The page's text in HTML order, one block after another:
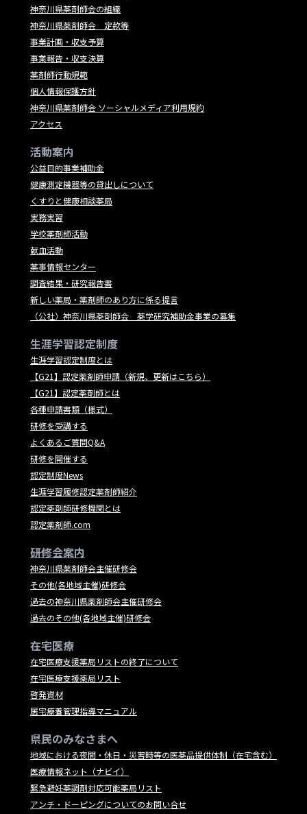
神奈川県薬剤師会の組織
神奈川県薬剤師会 定款等
事業計画・収支予算
事業報告・収支決算
薬剤師行動規範
個人情報保護方針
神奈川県薬剤師会 ソーシャルメディア利用規約
アクセス
活動案内
公益目的事業補助金
健康測定機器等の貸出しについて
くすりと健康相談薬局
実務実習
学校薬剤師活動
献血活動
薬事情報センター
調査結果・研究報告書
新しい薬局・薬剤師のあり方に係る提言
（公社）神奈川県薬剤師会 薬学研究補助金事業の募集
生涯学習認定制度
生涯学習認定制度とは
【G21】認定薬剤師申請（新規、更新はこちら）
【G21】認定薬剤師とは
各種申請書類（様式）
研修を受講する
よくあるご質問Q&A
研修を開催する
認定制度News
生涯学習履修認定薬剤師紹介
認定薬剤師研修機関とは
認定薬剤師.com
研修会案内
神奈川県薬剤師会主催研修会
その他(各地域主催)研修会
過去の神奈川県薬剤師会主催研修会
過去のその他(各地域主催)研修会
在宅医療
在宅医療支援薬局リストの終了について
在宅医療支援薬局リスト
啓発資材
居宅療養管理指導マニュアル
県民のみなさまへ
地域における夜間・休日・災害時等の医薬品提供体制（在宅含む）
医療情報ネット（ナビイ）
緊急避妊薬調剤対応可能薬局リスト
アンチ・ドーピングについてのお問い合せ